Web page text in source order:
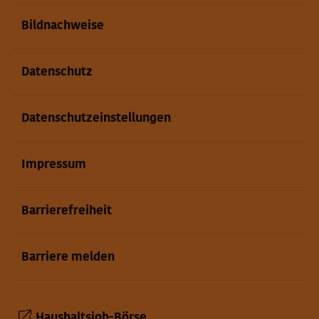
Bildnachweise
Datenschutz
Datenschutzeinstellungen
Impressum
Barrierefreiheit
Barriere melden